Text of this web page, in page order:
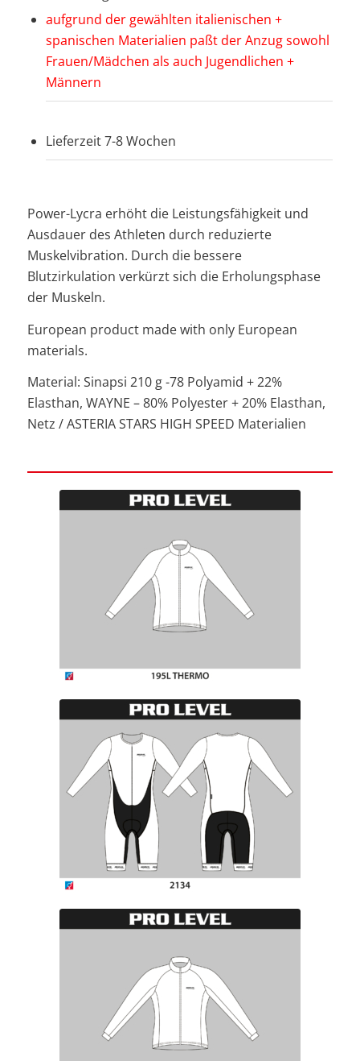
aufgrund der gewählten italienischen +
spanischen Materialien paßt der Anzug sowohl
Frauen/Mädchen als auch Jugendlichen +
Männern
Lieferzeit 7-8 Wochen
Power-Lycra erhöht die Leistungsfähigkeit und
Ausdauer des Athleten durch reduzierte
Muskelvibration. Durch die bessere
Blutzirkulation verkürzt sich die Erholungsphase
der Muskeln.
European product made with only European
materials.
Material: Sinapsi 210 g -78 Polyamid + 22%
Elasthan, WAYNE – 80% Polyester + 20% Elasthan,
Netz / ASTERIA STARS HIGH SPEED Materialien